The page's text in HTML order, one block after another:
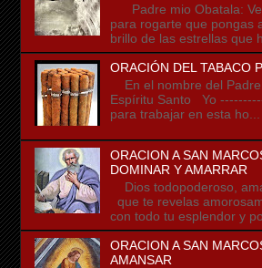
Padre mio Obatala:
para rogarte que pongas
brillo de las estrellas que
ORACIÓN DEL TABACO
En el nombre del
Espíritu Santo Yo
para trabajar en esta ho...
ORACION A SAN
DOMINAR Y AMARRAR
Dios todopoderoso,
que te revelas
con todo tu esplendor y
ORACION A SAN
AMANSAR